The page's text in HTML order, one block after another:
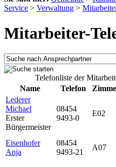
Service > Verwaltung >
Mitarbeiter-
Telefonliste der
Name
Telefon
Lederer
Michael
Erster
Bürgermeister
08454
9493-0
E02
Eisenhofer
Anja
08454
9493-21
A07